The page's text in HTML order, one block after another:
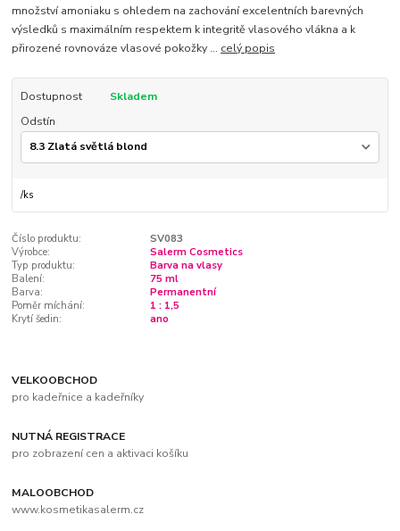
množství amoniaku s ohledem na zachování excelentních barevných
výsledků s maximálním respektem k integritě vlasového vlákna a k
přirozené rovnováze vlasové pokožky ... celý popis
Dostupnost
Skladem
Odstín
/ks
Číslo produktu:
SV083
Výrobce:
Salerm Cosmetics
Typ produktu:
Barva na vlasy
Balení:
75 ml
Barva:
Permanentní
Poměr míchání:
1 : 1,5
Krytí šedin:
ano
VELKOOBCHOD
pro kadeřnice a kadeřníky
NUTNÁ REGISTRACE
pro zobrazení cen a aktivaci košíku
MALOOBCHOD
www.kosmetikasalerm.cz